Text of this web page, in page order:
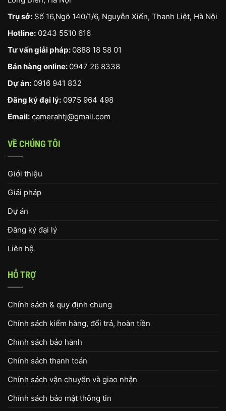
Trụ sở: Số 16,Ngõ 140/1/6, Nguyễn Xiển, Thanh Liệt, Hà Nội
Hotline: 0243 5510 616
Tư vấn giải pháp: 0888 18 58 01
Bán hàng online: 0947 26 8338
Dự án: 0916 941 832
Đăng ký đại lý: 0975 964 498
Email: camerahtj@gmail.com
VỀ CHÚNG TÔI
Giới thiệu
Giải pháp
Dự án
Đăng ký đại lý
Liên hệ
HỖ TRỢ
Chính sách & quy định chung
Chính sách kiểm hàng, đổi trả, hoàn tiền
Chính sách bảo hành
Chính sách thanh toán
Chính sách vận chuyển và giao nhận
Chính sách bảo mật thông tin